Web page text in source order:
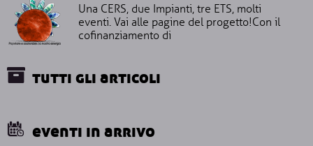
Una CERS, due Impianti, tre ETS, molti
eventi. Vai alle pagine del progetto!Con il
cofinanziamento di
tutti gli articoli
eventi in arrivo